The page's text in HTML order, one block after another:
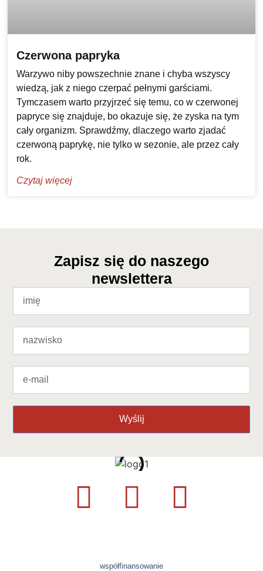
Czerwona papryka
Warzywo niby powszechnie znane i chyba wszyscy
wiedzą, jak z niego czerpać pełnymi garściami.
Tymczasem warto przyjrzeć się temu, co w czerwonej
papryce się znajduje, bo okazuje się, że zyska na tym
cały organizm. Sprawdźmy, dlaczego warto zjadać
czerwoną paprykę, nie tylko w sezonie, ale przez cały
rok.
Czytaj więcej
Zapisz się do naszego
newslettera
Wyślij
współfinansowanie